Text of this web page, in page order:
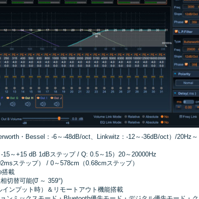
・Bessel：-6～-48dB/oct、Linkwitz：-12～-36dB/oct）/20Hz～
15～+15 dB 1dBステップ / Q: 0.5～15）20～20000Hz
ステップ） / 0～578cm（0.68cmステップ）
搭載
切替可能(0̊ ～ 359°)
インプット時）＆リモートアウト機能搭載